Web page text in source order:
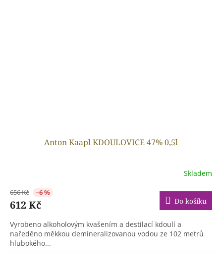
Anton Kaapl KDOULOVICE 47% 0,5l
Skladem
656 Kč –6 %
612 Kč Do košíku
Vyrobeno alkoholovým kvašením a destilací kdoulí a
naředěno měkkou demineralizovanou vodou ze 102 metrů
hlubokého...